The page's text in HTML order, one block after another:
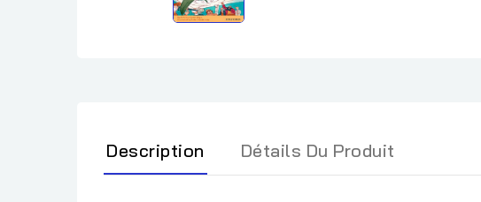
Description Détails Du Produit